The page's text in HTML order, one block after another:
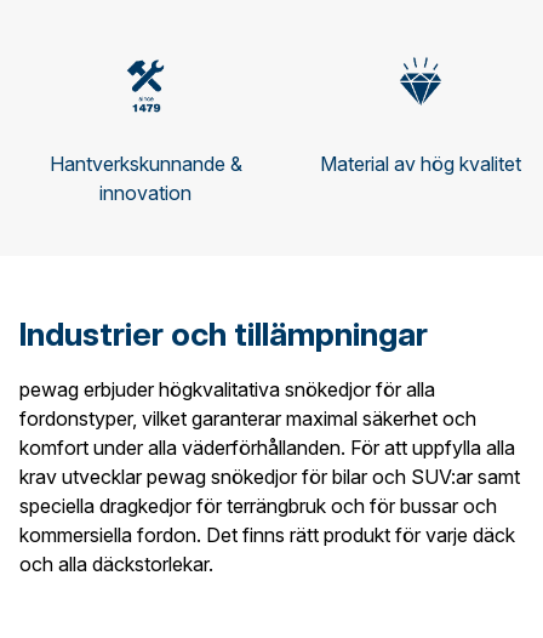
Hantverkskunnande &
innovation
Material av hög kvalitet
Industrier och tillämpningar
pewag erbjuder högkvalitativa snökedjor för alla
fordonstyper, vilket garanterar maximal säkerhet och
komfort under alla väderförhållanden. För att uppfylla alla
krav utvecklar pewag snökedjor för bilar och SUV:ar samt
speciella dragkedjor för terrängbruk och för bussar och
kommersiella fordon. Det finns rätt produkt för varje däck
och alla däckstorlekar.